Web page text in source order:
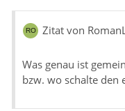
Zitat von
Was genau ist
bzw. wo schalte den